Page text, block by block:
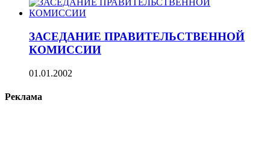
ЗАСЕДАНИЕ ПРАВИТЕЛЬСТВЕННОЙ
КОМИССИИ
01.01.2002
Реклама